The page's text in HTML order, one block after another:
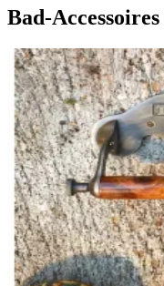
Bad-Accessoires